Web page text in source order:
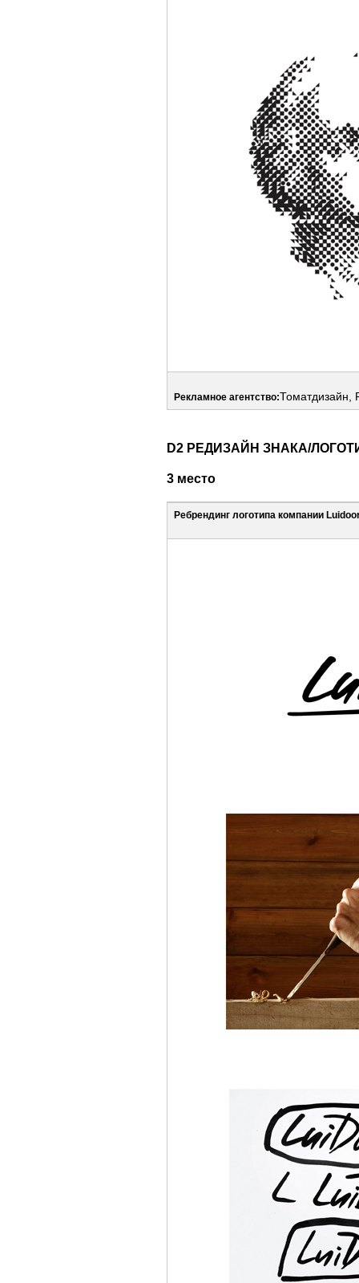
Рекламное агентство:Томатдизайн,
D2 РЕДИЗАЙН ЗНАКА/
3 место
Ребрендинг логотипа компании